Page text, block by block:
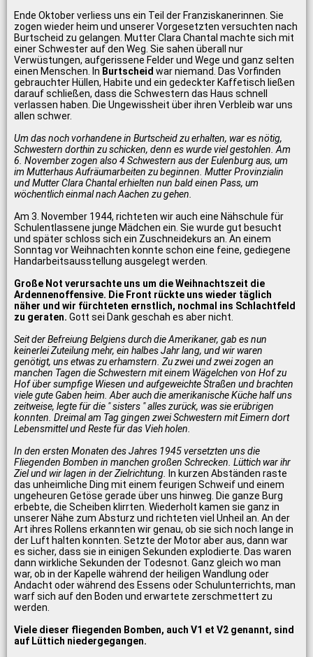
Ende Oktober verliess uns ein Teil der Franziskanerinnen. Sie
zogen wieder heim und unserer Vorgesetzten versuchten nach
Burtscheid zu gelangen. Mutter Clara Chantal machte sich mit
einer Schwester auf den Weg. Sie sahen überall nur
Verwüstungen, aufgerissene Felder und Wege und ganz selten
einen Menschen. In Burtscheid war niemand. Das Vorfinden
gebrauchter Hüllen, Habite und ein gedeckter Kaffetisch ließen
darauf schließen, dass die Schwestern das Haus schnell
verlassen haben. Die Ungewissheit über ihren Verbleib war uns
allen schwer.
Um das noch vorhandene in Burtscheid zu erhalten, war es nötig,
Schwestern dorthin zu schicken, denn es wurde viel gestohlen. Am
6. November zogen also 4 Schwestern aus der Eulenburg aus, um
im Mutterhaus Aufräumarbeiten zu beginnen. Mutter Provinzialin
und Mutter Clara Chantal erhielten nun bald einen Pass, um
wöchentlich einmal nach Aachen zu gehen.
Am 3. November 1944, richteten wir auch eine Nähschule für
Schulentlassene junge Mädchen ein. Sie wurde gut besucht
und später schloss sich ein Zuschneidekurs an. An einem
Sonntag vor Weihnachten konnte schon eine feine, gediegene
Handarbeitsausstellung ausgelegt werden.
Große Not verursachte uns um die Weihnachtszeit die
Ardennenoffensive. Die Front rückte uns wieder täglich
näher und wir fürchteten ernstlich, nochmal ins Schlachtfeld
zu geraten. Gott sei Dank geschah es aber nicht.
Seit der Befreiung Belgiens durch die Amerikaner, gab es nun
keinerlei Zuteilung mehr, ein halbes Jahr lang, und wir waren
genötigt, uns etwas zu erhamstern. Zu zwei und zwei zogen an
manchen Tagen die Schwestern mit einem Wägelchen von Hof zu
Hof über sumpfige Wiesen und aufgeweichte Straßen und brachten
viele gute Gaben heim. Aber auch die amerikanische Küche half uns
zeitweise, legte für die " sisters " alles zurück, was sie erübrigen
konnten. Dreimal am Tag gingen zwei Schwestern mit Eimern dort
Lebensmittel und Reste für das Vieh holen.
In den ersten Monaten des Jahres 1945 versetzten uns die
Fliegenden Bomben in manchen großen Schrecken. Lüttich war ihr
Ziel und wir lagen in der Zielrichtung. In kurzen Abständen raste
das unheimliche Ding mit einem feurigen Schweif und einem
ungeheuren Getöse gerade über uns hinweg. Die ganze Burg
erbebte, die Scheiben klirrten. Wiederholt kamen sie ganz in
unserer Nähe zum Absturz und richteten viel Unheil an. An der
Art ihres Rollens erkannten wir genau, ob sie sich noch lange in
der Luft halten konnten. Setzte der Motor aber aus, dann war
es sicher, dass sie in einigen Sekunden explodierte. Das waren
dann wirkliche Sekunden der Todesnot. Ganz gleich wo man
war, ob in der Kapelle während der heiligen Wandlung oder
Andacht oder während des Essens oder Schulunterrichts, man
warf sich auf den Boden und erwartete zerschmettert zu
werden.
Viele dieser fliegenden Bomben, auch V1 et V2 genannt, sind
auf Lüttich niedergegangen.